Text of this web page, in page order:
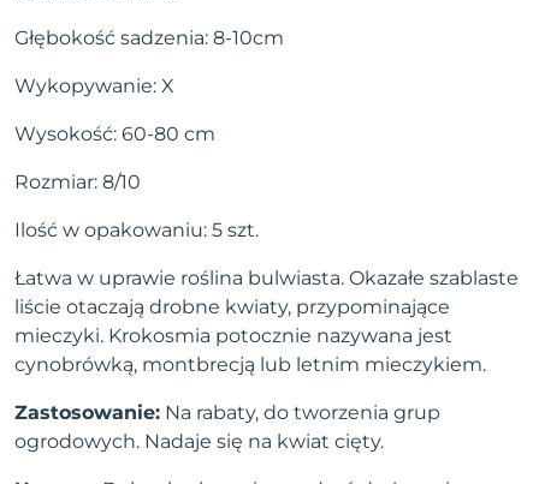
Głębokość sadzenia: 8-10cm
Wykopywanie: X
Wysokość: 60-80 cm
Rozmiar: 8/10
Ilość w opakowaniu: 5 szt.
Łatwa w uprawie roślina bulwiasta. Okazałe szablaste
liście otaczają drobne kwiaty, przypominające
mieczyki. Krokosmia potocznie nazywana jest
cynobrówką, montbrecją lub letnim mieczykiem.
Zastosowanie: Na rabaty, do tworzenia grup
ogrodowych. Nadaje się na kwiat cięty.